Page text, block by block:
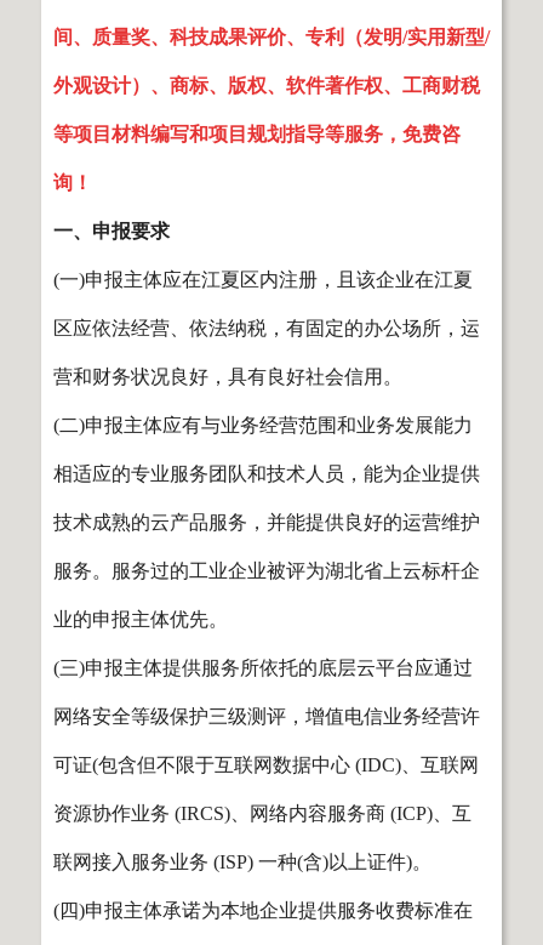
间、质量奖、科技成果评价、专利（发明/实用新型/
外观设计）、商标、版权、软件著作权、工商财税
等项目材料编写和项目规划指导等服务，免费咨
询！
一、申报要求
(一)申报主体应在江夏区内注册，且该企业在江夏
区应依法经营、依法纳税，有固定的办公场所，运
营和财务状况良好，具有良好社会信用。
(二)申报主体应有与业务经营范围和业务发展能力
相适应的专业服务团队和技术人员，能为企业提供
技术成熟的云产品服务，并能提供良好的运营维护
服务。服务过的工业企业被评为湖北省上云标杆企
业的申报主体优先。
(三)申报主体提供服务所依托的底层云平台应通过
网络安全等级保护三级测评，增值电信业务经营许
可证(包含但不限于互联网数据中心 (IDC)、互联网
资源协作业务 (IRCS)、网络内容服务商 (ICP)、互
联网接入服务业务 (ISP) 一种(含)以上证件)。
(四)申报主体承诺为本地企业提供服务收费标准在